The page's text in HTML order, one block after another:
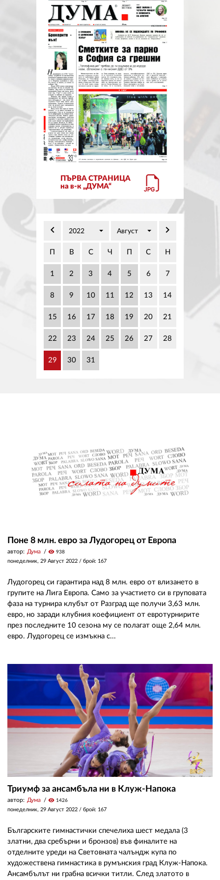
ПЪРВА СТРАНИЦА
на в-к „ДУМА“
keyboard_arrow_left 2022 Август keyboard_arrow_right
П В С Ч П С Н
1 2 3 4 5 6 7
8 9 10 11 12 13 14
15 16 17 18 19 20 21
22 23 24 25 26 27 28
29 30 31
Поне 8 млн. евро за Лудогорец от Европа
автор: Дума visibility 938
понеделник, 29 Август 2022 / брой: 167
Лудогорец си гарантира над 8 млн. евро от влизането в
групите на Лига Европа. Само за участието си в груповата
фаза на турнира клубът от Разград ще получи 3,63 млн.
евро, но заради клубния коефициент от евротурнирите
през последните 10 сезона му се полагат още 2,64 млн.
евро. Лудогорец се измъкна с...
Триумф за ансамбъла ни в Клуж-Напока
автор: Дума visibility 1426
понеделник, 29 Август 2022 / брой: 167
Българските гимнастички спечелиха шест медала (3
златни, два сребърни и бронзов) във финалите на
отделните уреди на Световната чалъндж купа по
художествена гимнастика в румънския град Клуж-Напока.
Ансамбълът ни грабна всички титли. След златото в
ЗА НАС
АВТОРИ
РЕДАКЦИЯ
КОНТАКТИ
РЕКЛАМА
АБОНАМЕНТ
УСЛОВИЯ ЗА ПОЛЗВАНЕ
ПОЛИТИКА ЗА БИСКВИТКИТЕ
ПОЛИТИКАТА ЗА
ПОВЕРИТЕЛНОСТ